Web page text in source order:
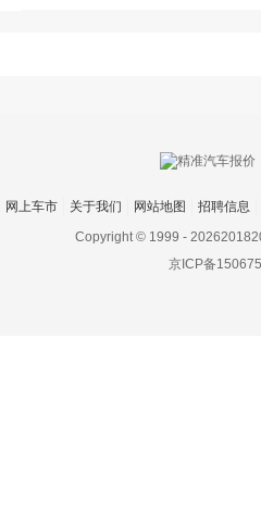
网上车市 关于我们 网站地图 招聘信息
Copyright © 1999 -
京ICP备